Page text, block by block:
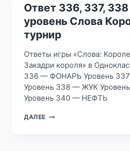
УРОВЕНЬ
СЛОВА
КОРОЛЕВСКИЙ
ТУРНИР
Ответ 336, 337,
уровень Слова
турнир
Ответы игры «Слова:
Закадри короля» в
336 — ФОНАРЬ Уровень
Уровень 338 — ЖУК
Уровень 340 — НЕФТЬ
ДАЛЕЕ ОТВЕТ